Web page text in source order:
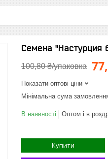
Семена "Настурция
100,80 ₴/упаковка
Показати оптові ціни
Мінімальна сума
В наявності Оптом і в
Купити